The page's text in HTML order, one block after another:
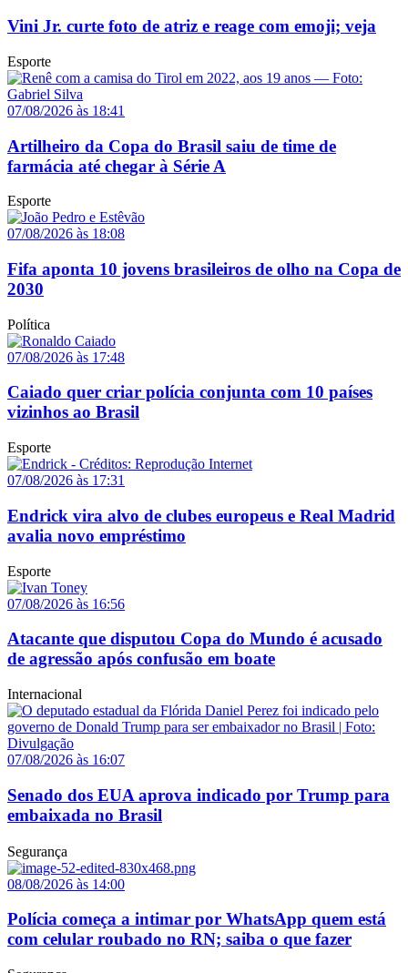
Vini Jr. curte foto de atriz e reage com emoji; veja
Esporte
07/08/2026 às 18:41
Artilheiro da Copa do Brasil saiu de time de
farmácia até chegar à Série A
Esporte
07/08/2026 às 18:08
Fifa aponta 10 jovens brasileiros de olho na Copa de
2030
Política
07/08/2026 às 17:48
Caiado quer criar polícia conjunta com 10 países
vizinhos ao Brasil
Esporte
07/08/2026 às 17:31
Endrick vira alvo de clubes europeus e Real Madrid
avalia novo empréstimo
Esporte
07/08/2026 às 16:56
Atacante que disputou Copa do Mundo é acusado
de agressão após confusão em boate
Internacional
07/08/2026 às 16:07
Senado dos EUA aprova indicado por Trump para
embaixada no Brasil
Segurança
08/08/2026 às 14:00
Polícia começa a intimar por WhatsApp quem está
com celular roubado no RN; saiba o que fazer